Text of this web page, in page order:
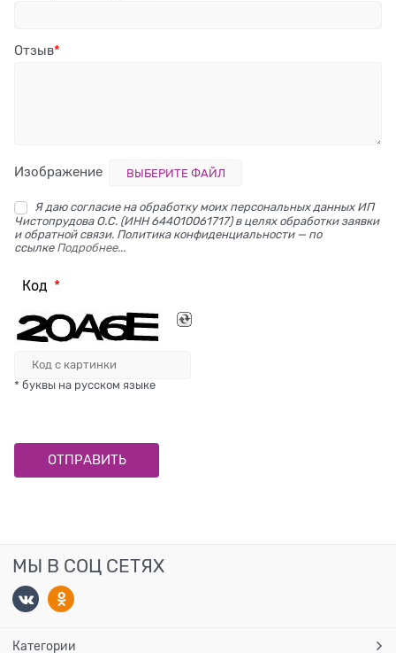
Отзыв
Изображение ВЫБЕРИТЕ ФАЙЛ
Я даю согласие на обработку моих персональных данных ИП
Чистопрудова О.С. (ИНН 644010061717) в целях обработки заявки
и обратной связи. Политика конфиденциальности — по
ссылке Подробнее...
Код
* буквы на русском языке
МЫ В СОЦ СЕТЯХ
Категории